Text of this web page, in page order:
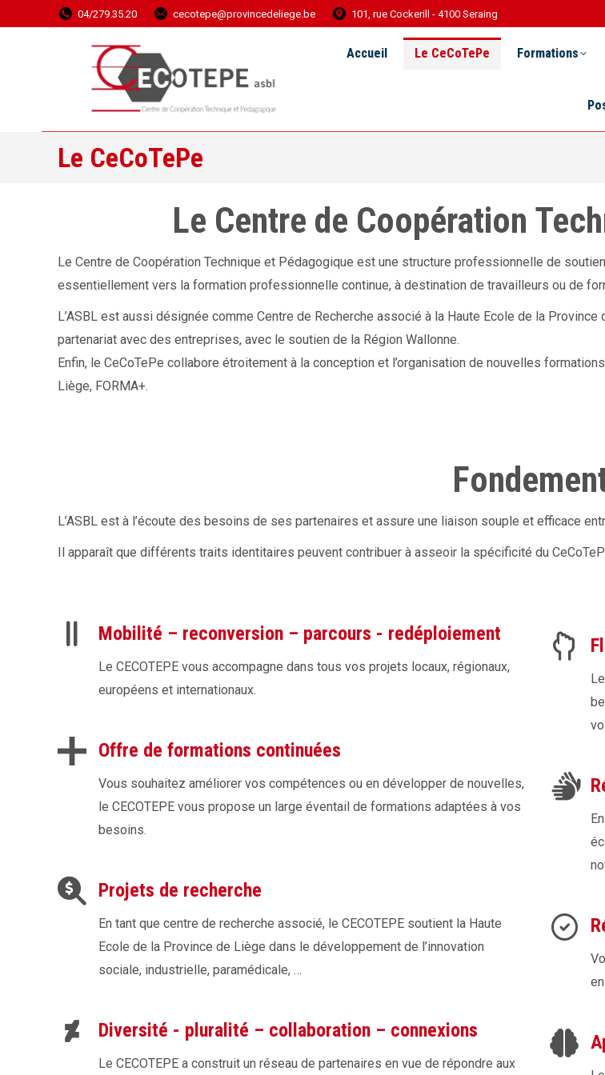
04/279.35.20 cecotepe@provincedeliege.be 101, rue Cockerill - 4100 Seraing
Accueil Le CeCoTePe Formations
Le CeCoTePe
Le Centre de Coopération
Le Centre de Coopération Technique et Pédagogique est une structure professionnelle de
essentiellement vers la formation professionnelle continue, à destination de travailleurs ou de
L’ASBL est aussi désignée comme Centre de Recherche associé à la Haute Ecole de la
partenariat avec des entreprises, avec le soutien de la Région Wallonne.
Enfin, le CeCoTePe collabore étroitement à la conception et l’organisation de nouvelles
Liège, FORMA+.
L’ASBL est à l’écoute des besoins de ses partenaires et assure une liaison souple et efficace
Il apparaît que différents traits identitaires peuvent contribuer à asseoir la spécificité du
Mobilité – reconversion – parcours - redéploiement
Le CECOTEPE vous accompagne dans tous vos projets locaux, régionaux,
européens et internationaux.
Offre de formations continuées
Vous souhaitez améliorer vos compétences ou en développer de nouvelles,
le CECOTEPE vous propose un large éventail de formations adaptées à vos
besoins.
Projets de recherche
En tant que centre de recherche associé, le CECOTEPE soutient la Haute
Ecole de la Province de Liège dans le développement de l’innovation
sociale, industrielle, paramédicale, …
Diversité - pluralité – collaboration – connexions
Le CECOTEPE a construit un réseau de partenaires en vue de répondre aux
Le CeCoTePe Formations